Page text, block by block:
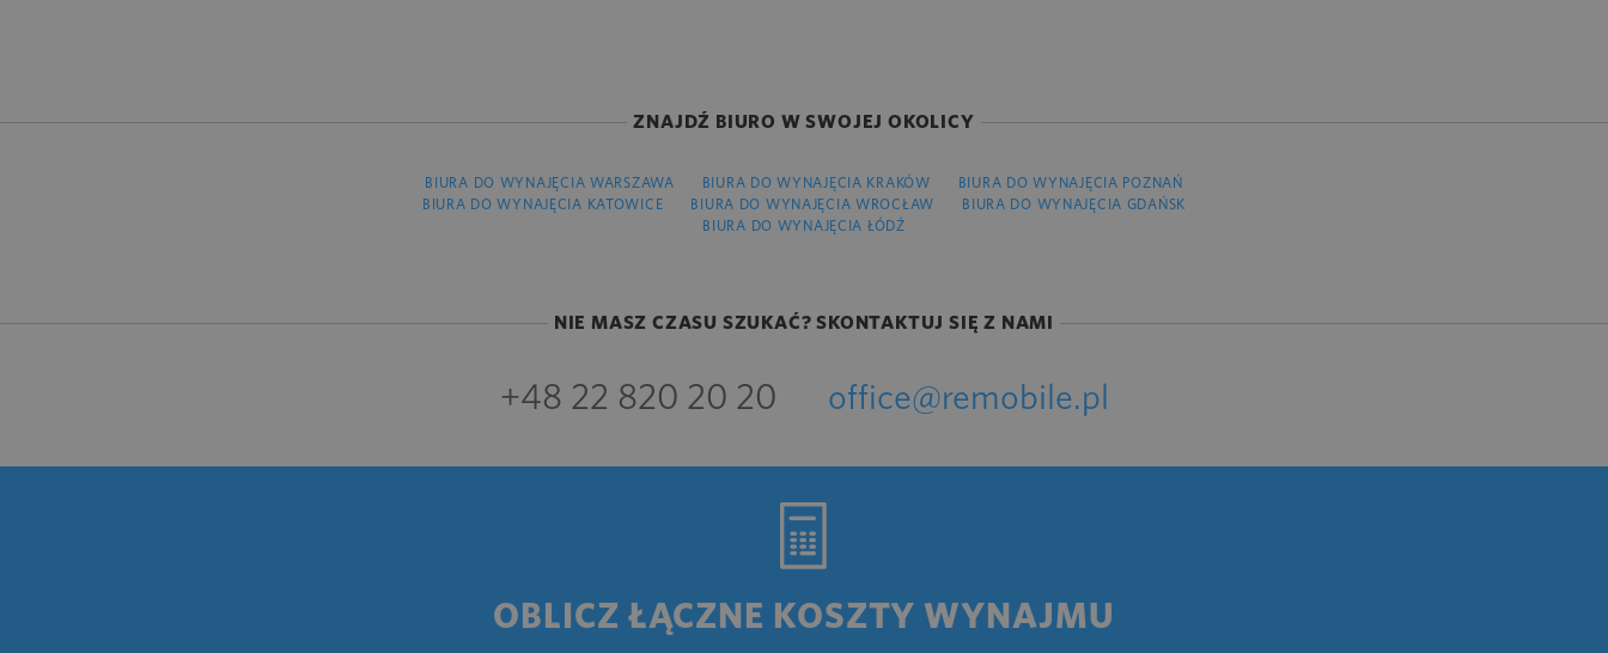
ZNAJDŹ BIURO W SWOJEJ OKOLICY
BIURA DO WYNAJĘCIA WARSZAWA BIURA DO WYNAJĘCIA KRAKÓW
BIURA DO WYNAJĘCIA POZNAŃ
BIURA DO WYNAJĘCIA KATOWICE
BIURA DO WYNAJĘCIA WROCŁAW
BIURA DO WYNAJĘCIA GDAŃSK
BIURA DO WYNAJĘCIA ŁÓDŹ
NIE MASZ CZASU SZUKAĆ? SKONTAKTUJ SIĘ Z NAMI
+48 22 820 20 20 office@remobile.pl
OBLICZ ŁĄCZNE KOSZTY WYNAJMU